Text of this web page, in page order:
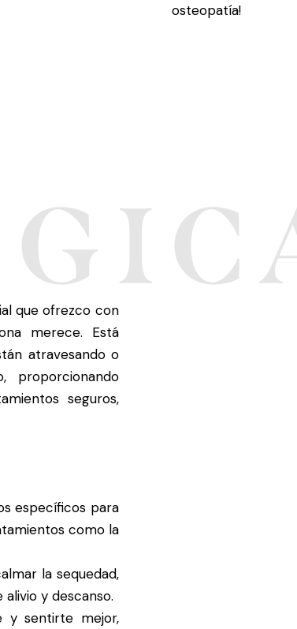
osteopatía!
que ofrezco con
merece. Está
atravesando o
proporcionando
seguros,
específicos para
como la
la sequedad,
y descanso.
sentirte mejor,